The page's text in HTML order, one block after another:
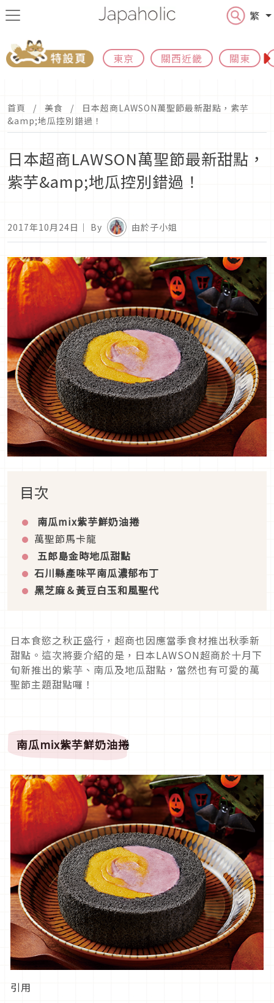
繁
東京 關西近畿 關東
首頁 美食
日本超商LAWSON萬聖節最新甜點，紫芋
&amp;地瓜控別錯過！
日本超商LAWSON萬聖節最新甜點，
紫芋&amp;地瓜控別錯過！
2017年10月24日 ｜ By 由於子小姐
目次
南瓜mix紫芋鮮奶油捲
萬聖節馬卡龍
五郎島金時地瓜甜點
石川縣產味平南瓜濃郁布丁
黑芝麻＆黃豆白玉和風聖代
日本食慾之秋正盛行，超商也因應當季食材推出秋季新
甜點。這次將要介紹的是，日本LAWSON超商於十月下
旬新推出的紫芋、南瓜及地瓜甜點，當然也有可愛的萬
聖節主題甜點囉！
南瓜mix紫芋鮮奶油捲
引用